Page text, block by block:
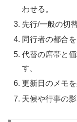
わせる。
先行/一般の切
同行者の都合
代替の席帯と
す。
更新日のメモ
天候や行事の